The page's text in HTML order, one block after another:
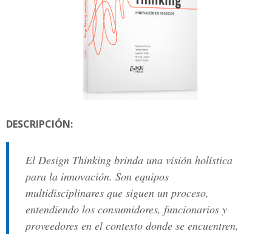
DESCRIPCIÓN:
El Design Thinking brinda una visión holística
para la innovación. Son equipos
multidisciplinares que siguen un proceso,
entendiendo los consumidores, funcionarios y
proveedores en el contexto donde se encuentren,